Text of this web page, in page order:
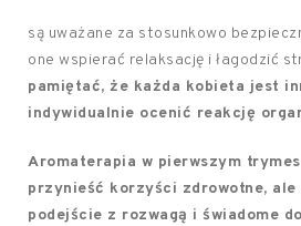
są uważane za stosunkowo
one wspierać relaksację i łagodzić
pamiętać, że każda kobieta jest
indywidualnie ocenić reakcję
Aromaterapia w pierwszym
przynieść korzyści zdrowotne,
podejście z rozwagą i świadome